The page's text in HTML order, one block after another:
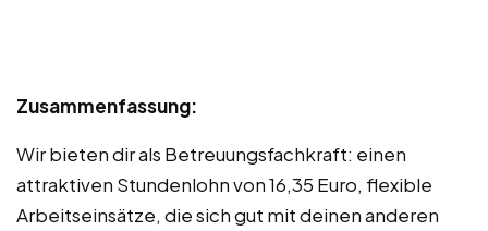
Zusammenfassung:
Wir bieten dir als Betreuungsfachkraft: einen
attraktiven Stundenlohn von 16,35 Euro, flexible
Arbeitseinsätze, die sich gut mit deinen anderen